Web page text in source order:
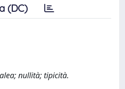
(DC)
nullità; tipicità.